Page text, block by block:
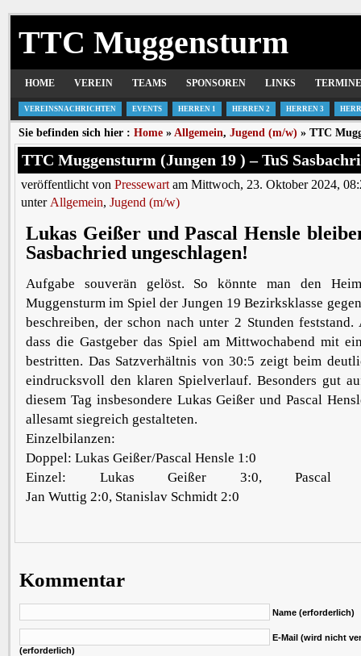
TTC Muggensturm
HOME VEREIN TEAMS SPONSOREN LINKS TERMINE
VEREINSNACHRICHTEN EVENTS HERREN 1 HERREN 2 HERREN 3
Sie befinden sich hier : Home » Allgemein, Jugend (m/w) » TTC
TTC Muggensturm (Jungen 19 ) – TuS
veröffentlicht von Pressewart am Mittwoch, 23. Oktober 2024,
unter Allgemein, Jugend (m/w)
Lukas Geißer und Pascal Hensle
Sasbachried ungeschlagen!
Aufgabe souverän gelöst. So könnte man den
Muggensturm im Spiel der Jungen 19 Bezirksklasse
beschreiben, der schon nach unter 2 Stunden
dass die Gastgeber das Spiel am Mittwochabend mit
bestritten. Das Satzverhältnis von 30:5 zeigt beim
eindrucksvoll den klaren Spielverlauf. Besonders gut
diesem Tag insbesondere Lukas Geißer und Pascal
allesamt siegreich gestalteten.
Einzelbilanzen:
Doppel: Lukas Geißer/Pascal Hensle 1:0
Einzel: Lukas Geißer 3:0, Pascal
Jan Wuttig 2:0, Stanislav Schmidt 2:0
Kommentar
Name (erforderlich)
E-Mail (wird nicht
(erforderlich)